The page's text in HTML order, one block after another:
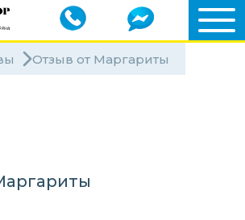
Отзыв от Маргариты